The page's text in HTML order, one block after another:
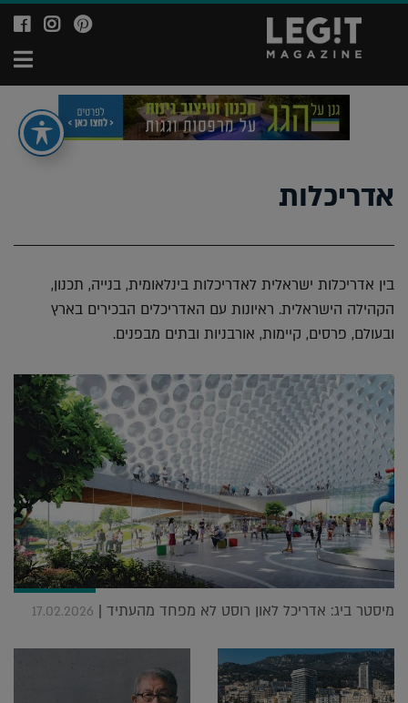
לעמוד
של
מגזין
לג'יט
Legit
לעמוד
של
מגזין
לג'יט
Legit
אדריכלות
בין אדריכלות ישראלית לאדריכלות בינלאומית, בנייה, תכנון,
הקהילה הישראלית. ראיונות עם האדריכלים הבכירים בארץ
ובעולם, פרסים, קיימות, אורבניות ובתים מבפנים.
מיסטר ביג: אדריכל לאון רוסט לא מפחד מהעתיד | 17.02.2026